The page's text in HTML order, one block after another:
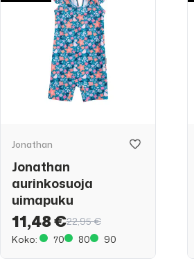
Jonathan
Jonathan
aurinkosuoja
uimapuku
11,48 €22,95 €
Koko:
70 80 90